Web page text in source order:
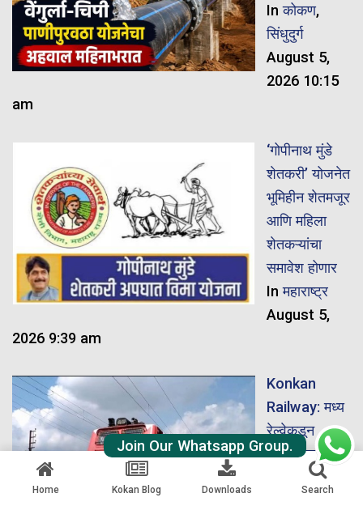
Inकोकण,
सिंधुदुर्ग
August 5,
2026 10:15
am
‘गोपीनाथ मुंडे
शेतकरी’ योजनेत
भूमिहीन शेतमजूर
आणि महिला
शेतकऱ्यांचा
समावेश होणार
Inमहाराष्ट्र
August 5,
2026 9:39 am
Konkan
Railway: मध्य
रेल्वेकडून
प्रवाशांसाठी
खूशखबर!
Home Kokan Blog Downloads Search
Join Our Whatsapp Group.